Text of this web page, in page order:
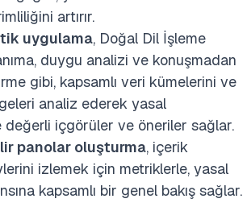
artırır.
uygulama, Doğal Dil İşleme
duygu analizi ve konuşmadan
gibi, kapsamlı veri kümelerini ve
analiz ederek yasal
değerli içgörüler ve öneriler sağlar.
panolar oluşturma, içerik
izlemek için metriklerle, yasal
kapsamlı bir genel bakış sağlar.